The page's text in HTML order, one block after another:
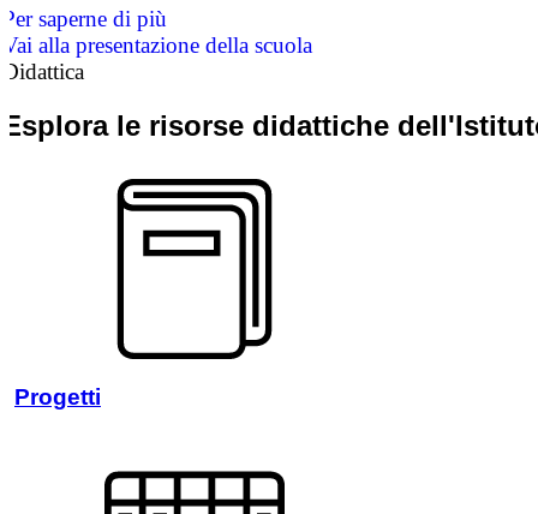
Per saperne di più
Vai alla presentazione della scuola
Didattica
Esplora le risorse didattiche
Progetti